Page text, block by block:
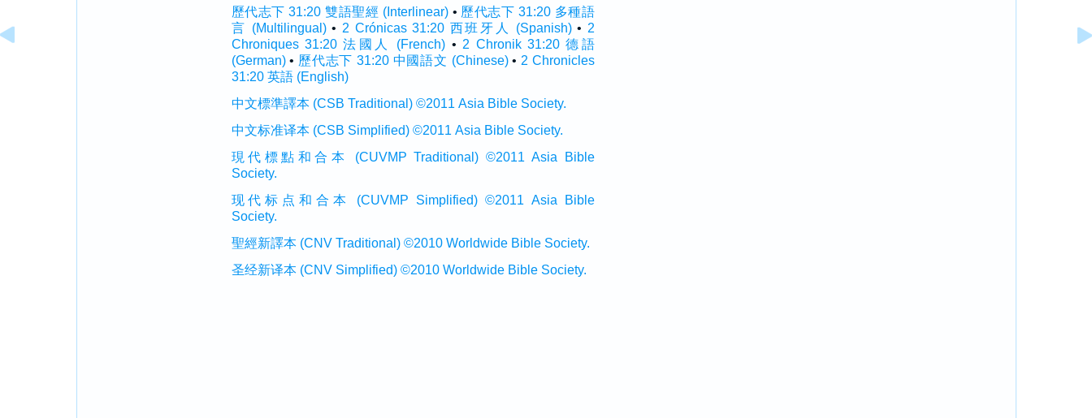
歷代志下 31:20 雙語聖經 (Interlinear) • 歷代志下 31:20 多種語
言 (Multilingual)• 2 Crónicas 31:20 西班牙人 (Spanish)• 2
Chroniques 31:20 法國人 (French) • 2 Chronik 31:20 德語
(German)• 歷代志下 31:20 中國語文 (Chinese)• 2 Chronicles
31:20 英語 (English)
中文標準譯本 (CSB Traditional) ©2011 Asia Bible Society.
中文标准译本 (CSB Simplified) ©2011 Asia Bible Society.
現代標點和合本 (CUVMP Traditional) ©2011 Asia Bible
Society.
现代标点和合本 (CUVMP Simplified) ©2011 Asia Bible
Society.
聖經新譯本 (CNV Traditional) ©2010 Worldwide Bible Society.
圣经新译本 (CNV Simplified) ©2010 Worldwide Bible Society.